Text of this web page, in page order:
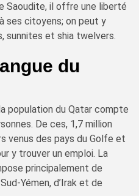
Saoudite, il offre une liberté
ses citoyens; on peut y
sunnites et shia twelvers.
du
population du Qatar compte
De ces, 1,7 million
venus des pays du Golfe et
y trouver un emploi. La
principalement de
Yémen, d’Irak et de